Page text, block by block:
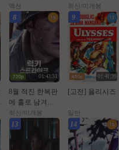
션[ 미카엘 두 차
원의 헌터 ]완벽
자막
액션
l블ㄷㅓl드번 ] 10
80p 5.1 완벽자막
최신/미개봉
8
01:43:31
8월 적진 한복판
에 홀로 남겨진
미군 병사 [ 럭키
스트라Ol크 ] 108
0p 5.1 완벽자막
최신/미개봉
9
01:41:39
[고전] 율리시즈
일반
13 14